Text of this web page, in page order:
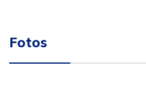
Fotos